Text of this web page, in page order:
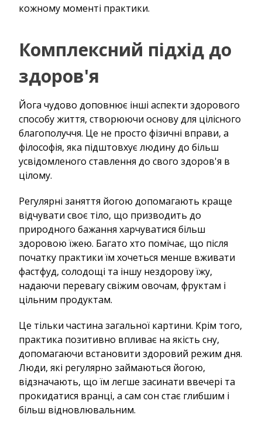
кожному моменті практики.
Комплексний підхід до
здоров'я
Йога чудово доповнює інші аспекти здорового
способу життя, створюючи основу для цілісного
благополуччя. Це не просто фізичні вправи, а
філософія, яка підштовхує людину до більш
усвідомленого ставлення до свого здоров'я в
цілому.
Регулярні заняття йогою допомагають краще
відчувати своє тіло, що призводить до
природного бажання харчуватися більш
здоровою їжею. Багато хто помічає, що після
початку практики їм хочеться менше вживати
фастфуд, солодощі та іншу нездорову їжу,
надаючи перевагу свіжим овочам, фруктам і
цільним продуктам.
Це тільки частина загальної картини. Крім того,
практика позитивно впливає на якість сну,
допомагаючи встановити здоровий режим дня.
Люди, які регулярно займаються йогою,
відзначають, що їм легше засинати ввечері та
прокидатися вранці, а сам сон стає глибшим і
більш відновлювальним.